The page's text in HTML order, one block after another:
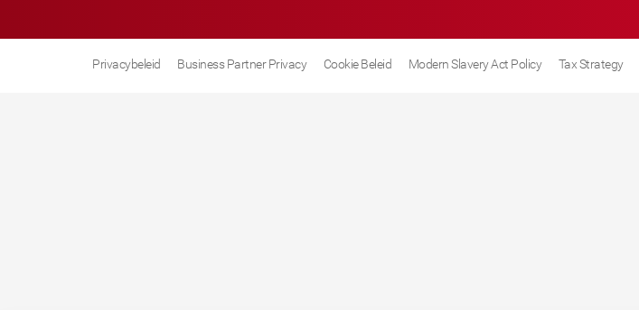
Privacybeleid Business Partner Privacy Cookie Beleid Modern Slavery Act Policy Tax Strategy